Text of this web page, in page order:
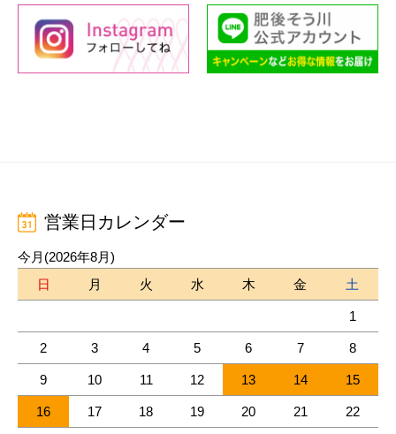
営業日カレンダー
今月(2026年8月)
日
月 火 水 木 金 土
1
2 3 4 5 6 7 8
9 10 11 12 13 14 15
16 17 18 19 20 21 22